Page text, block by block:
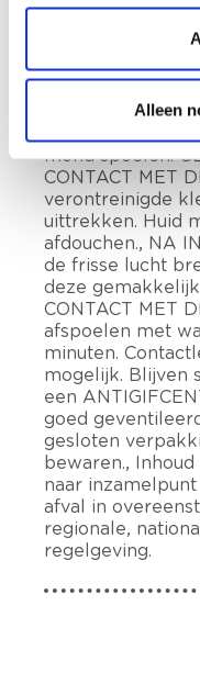
Alleen
Damp niet
goed
beschermende
mond spoelen.
CONTACT MET
verontreinigde
uittrekken. Huid
afdouchen., NA
de frisse lucht
deze
CONTACT MET
afspoelen met
minuten.
mogelijk. Blijven
een
goed
gesloten
bewaren.,
naar
afval in
regionale,
regelgeving.